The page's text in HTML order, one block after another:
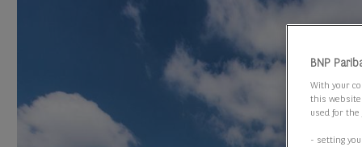
BNP
With your
this website
used for
- setting